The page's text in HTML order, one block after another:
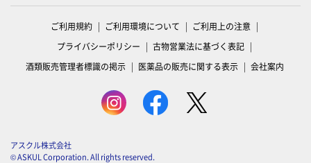
ご利用規約 ご利用環境について
ご利用上の注意
プライバシーポリシー
古物営業法に基づく表記
酒類販売管理者標識の掲示
医薬品の販売に関する表示 会社案内
アスクル株式会社
© ASKUL Corporation. All rights reserved.